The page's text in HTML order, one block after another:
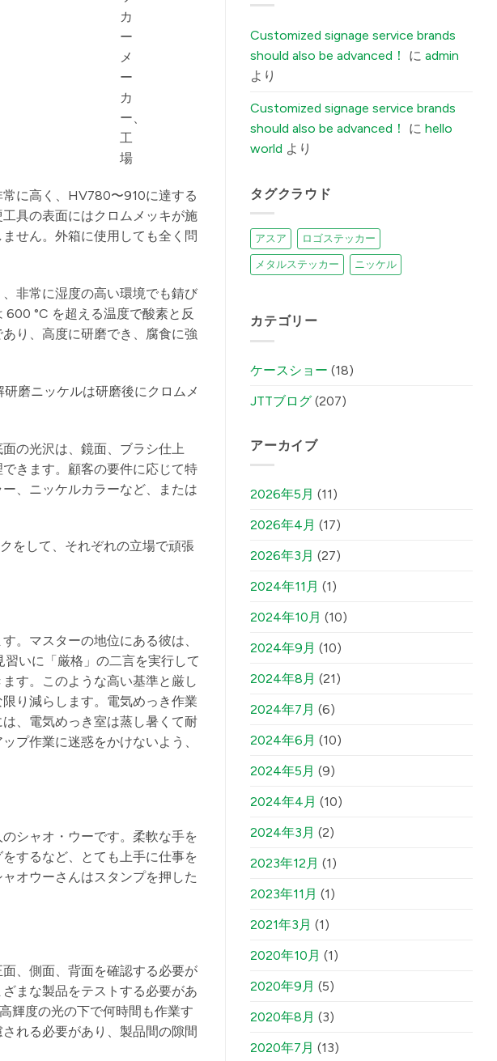
に高く、HV780〜910に達する
具の表面にはクロムメッキが施
せん。外箱に使用しても全く問
非常に湿度の高い環境でも錆び
°C を超える温度で酸素と反
り、高度に研磨でき、腐食に強
磨ニッケルは研磨後にクロムメ
の光沢は、鏡面、ブラシ仕上
きます。顧客の要件に応じて特
、ニッケルカラーなど、または
をして、それぞれの立場で頑張
。マスターの地位にある彼は、
いに「厳格」の二言を実行して
す。このような高い基準と厳し
り減らします。電気めっき作業
、電気めっき室は蒸し暑くて耐
プ作業に迷惑をかけないよう、
シャオ・ウーです。柔軟な手を
するなど、とても上手に仕事を
オウーさんはスタンプを押した
、側面、背面を確認する必要が
まな製品をテストする必要があ
輝度の光の下で何時間も作業す
れる必要があり、製品間の隙間
Aluminum
Peel
Factory
It)
Customized signage service brands
should also be advanced！
に admin
より
Customized signage service brands
should also be advanced！
に hello
world より
タグクラウド
アスア ロゴステッカー
メタルステッカー ニッケル
カテゴリー
ケースショー (18)
JTTブログ (207)
アーカイブ
2026年5月 (11)
2026年4月 (17)
2026年3月 (27)
2024年11月 (1)
2024年10月 (10)
2024年9月 (10)
2024年8月 (21)
2024年7月 (6)
2024年6月 (10)
2024年5月 (9)
2024年4月 (10)
2024年3月 (2)
2023年12月 (1)
2023年11月 (1)
2021年3月 (1)
2020年10月 (1)
2020年9月 (5)
2020年8月 (3)
2020年7月 (13)